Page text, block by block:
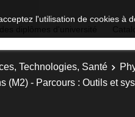
l'utilisation de cookies à
Technologies, Santé
(M2) - Parcours : Outils et